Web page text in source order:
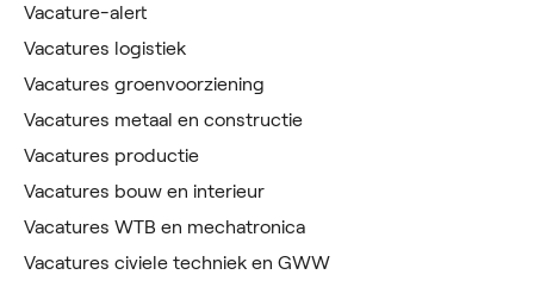
Vacature-alert
Vacatures logistiek
Vacatures groenvoorziening
Vacatures metaal en constructie
Vacatures productie
Vacatures bouw en interieur
Vacatures WTB en mechatronica
Vacatures civiele techniek en GWW